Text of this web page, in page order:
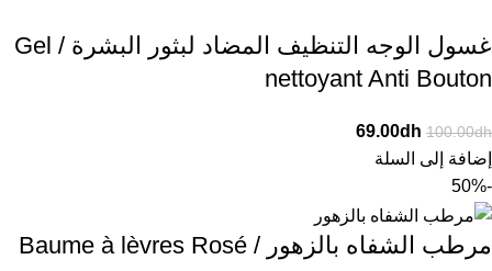
غسول الوجه التنظيف المضاد لبثور البشرة / Gel
nettoyant Anti Bouton
100.00dh
69.00dh
إضافة إلى السلة
-50%
مرطب الشفاه بالزهور / Baume à lèvres Rosé